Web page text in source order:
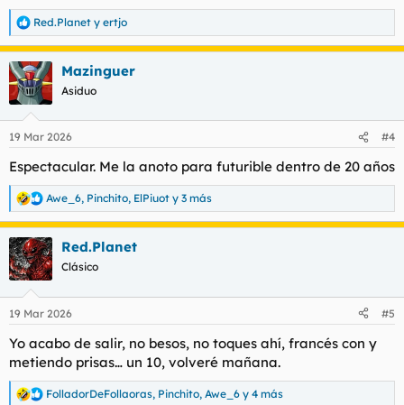
R
e
a
c
c
i
e
:
Red.Planet y ertjo
Mazinguer
Asiduo
19 Mar 2026 #4
Espectacular. Me la anoto para futurible dentro de 20 años
R
e
a
c
c
i
e
:
Awe_6, Pinchito, ElPiuot y 3 más
Red.Planet
Clásico
19 Mar 2026 #5
Yo acabo de salir, no besos, no toques ahí, francés con y
metiendo prisas… un 10, volveré mañana.
R
FolladorDeFollaoras, Pinchito, Awe_6 y 4 más